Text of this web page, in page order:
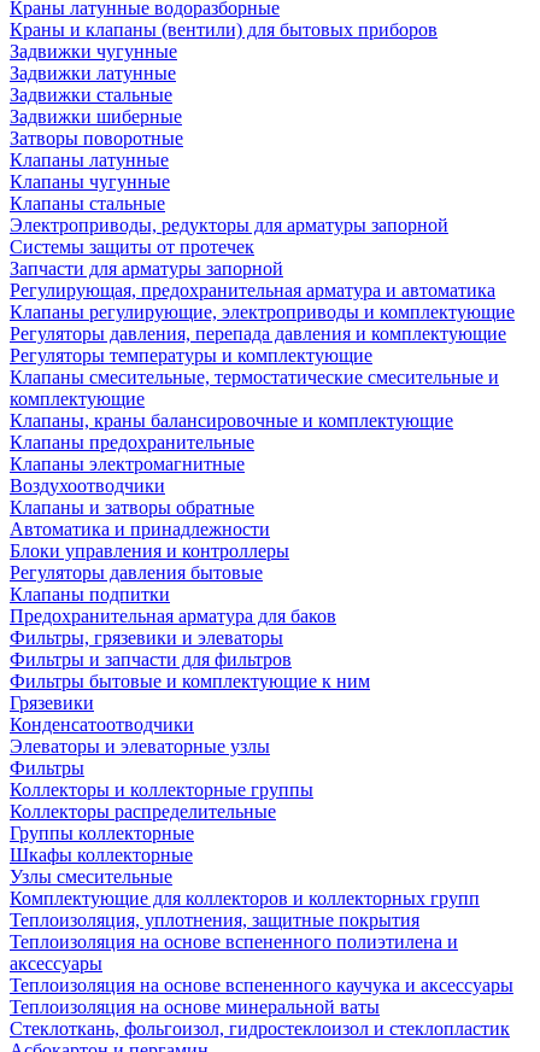
Краны латунные водоразборные
Краны и клапаны (вентили) для бытовых приборов
Задвижки чугунные
Задвижки латунные
Задвижки стальные
Задвижки шиберные
Затворы поворотные
Клапаны латунные
Клапаны чугунные
Клапаны стальные
Электроприводы, редукторы для арматуры запорной
Системы защиты от протечек
Запчасти для арматуры запорной
Регулирующая, предохранительная арматура и автоматика
Клапаны регулирующие, электроприводы и комплектующие
Регуляторы давления, перепада давления и комплектующие
Регуляторы температуры и комплектующие
Клапаны смесительные, термостатические смесительные и
комплектующие
Клапаны, краны балансировочные и комплектующие
Клапаны предохранительные
Клапаны электромагнитные
Воздухоотводчики
Клапаны и затворы обратные
Автоматика и принадлежности
Блоки управления и контроллеры
Регуляторы давления бытовые
Клапаны подпитки
Предохранительная арматура для баков
Фильтры, грязевики и элеваторы
Фильтры и запчасти для фильтров
Фильтры бытовые и комплектующие к ним
Грязевики
Конденсатоотводчики
Элеваторы и элеваторные узлы
Фильтры
Коллекторы и коллекторные группы
Коллекторы распределительные
Группы коллекторные
Шкафы коллекторные
Узлы смесительные
Комплектующие для коллекторов и коллекторных групп
Теплоизоляция, уплотнения, защитные покрытия
Теплоизоляция на основе вспененного полиэтилена и
аксессуары
Теплоизоляция на основе вспененного каучука и аксессуары
Теплоизоляция на основе минеральной ваты
Стеклоткань, фольгоизол, гидростеклоизол и стеклопластик